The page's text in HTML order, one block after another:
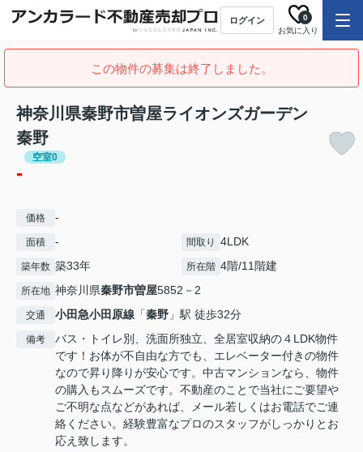
ログイン
お気に入り
0
この物件の募集は終了しました。
神奈川県秦野市曽屋ライオンズガーデン
秦野
空室0
-
価格 -
面積 - 間取り 4LDK
築年数 築33年 所在階 4階/11階建
所在地 神奈川県秦野市曽屋5852－2
交通 小田急小田原線 「秦野 」駅 徒歩32分
備考
バス・トイレ別、洗面所独立、全居室収納の４LDK物件
です！お体が不自由な方でも、エレベーター付きの物件
なので昇り降りが安心です。中古マンションなら、物件
の購入もスムーズです。不動産のことで当社にご要望や
ご不明な点などがあれば、メール若しくはお電話でご連
絡ください。経験豊富なプロのスタッフがしっかりとお
応え致します。